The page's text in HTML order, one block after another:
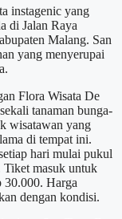
instagenic yang
di Jalan Raya
Malang. San
yang menyerupai
Flora Wisata De
tanaman bunga-
wisatawan yang
di tempat ini.
hari mulai pukul
masuk untuk
30.000. Harga
dengan kondisi.